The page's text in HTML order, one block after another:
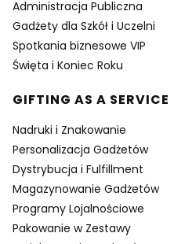
Administracja Publiczna
Gadżety dla Szkół i Uczelni
Spotkania biznesowe VIP
Święta i Koniec Roku
GIFTING AS A SERVICE
Nadruki i Znakowanie
Personalizacja Gadżetów
Dystrybucja i Fulfillment
Magazynowanie Gadżetów
Programy Lojalnościowe
Pakowanie w Zestawy